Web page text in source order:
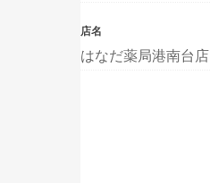
店名
はなだ薬局港南台店